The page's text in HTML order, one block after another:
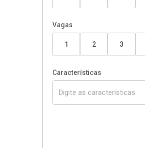
Vagas
1 2 3
Características